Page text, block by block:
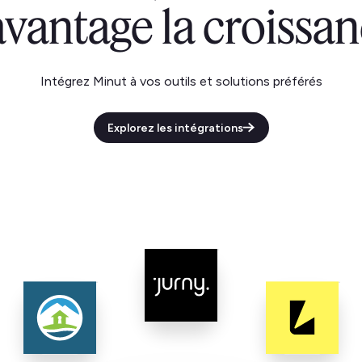
la
Intégrez Minut à vos outils et solutions préférés
Explorez les intégrations